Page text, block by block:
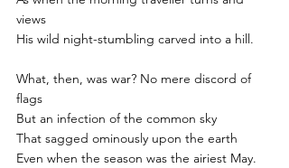
views
His wild night-stumbling carved into a hill.
What, then, was war? No mere discord of
flags
But an infection of the common sky
That sagged ominously upon the earth
Even when the season was the airiest May.